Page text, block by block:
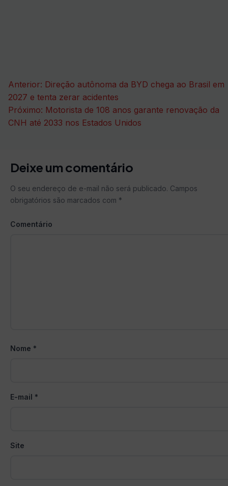
Navegação
de
Post
Anterior: Direção autônoma da BYD chega ao Brasil em
2027 e tenta zerar acidentes
Próximo: Motorista de 108 anos garante renovação da
CNH até 2033 nos Estados Unidos
Deixe um comentário
O seu endereço de e-mail não será publicado. Campos
obrigatórios são marcados com *
Comentário
Nome *
E-mail *
Site